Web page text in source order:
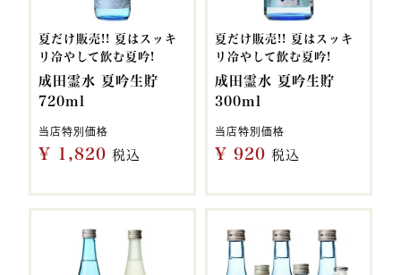
夏だけ販売!! 夏はスッキ
リ冷やして飲む夏吟!
成田霊水 夏吟生貯
720ml
当店特別価格
¥ 1,820 税込
夏だけ販売!! 夏はスッキ
リ冷やして飲む夏吟!
成田霊水 夏吟生貯
300ml
当店特別価格
¥ 920 税込